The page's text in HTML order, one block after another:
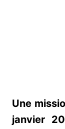
Une
janvier